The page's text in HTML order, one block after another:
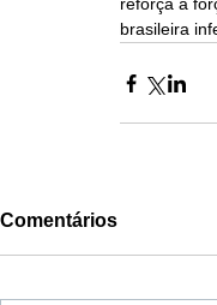
reforça a
brasileira
Comentários